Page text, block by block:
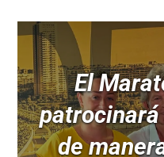
El
patrocinará
de